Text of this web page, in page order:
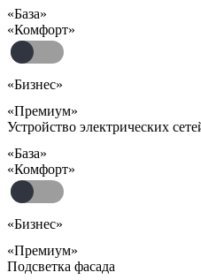
«База»
«Комфорт»
«Бизнес»
«Премиум»
Устройство электрических
«База»
«Комфорт»
«Бизнес»
«Премиум»
Подсветка фасада